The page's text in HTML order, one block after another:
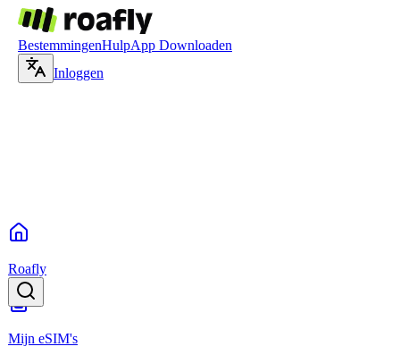
BestemmingenHulpApp Downloaden
Inloggen
Roafly
Mijn eSIM's